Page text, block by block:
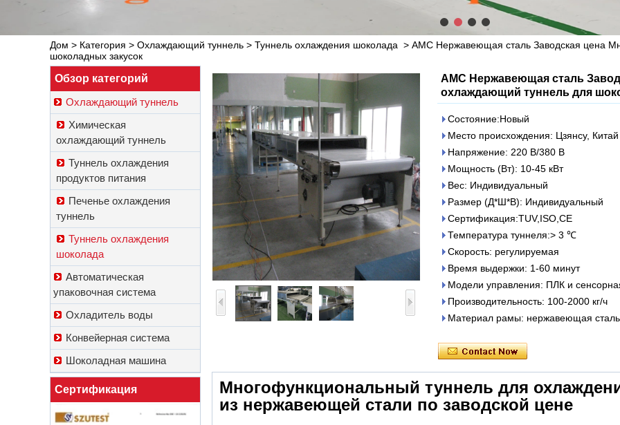
Дом > Категория > Охлаждающий туннель > Туннель охлаждения шоколада > AMC Нержавеющая сталь Заводская цена
шоколадных закусок
Обзор категорий
Охлаждающий туннель
Химическая
охлаждающий туннель
Туннель охлаждения
продуктов питания
Печенье охлаждения
туннель
Туннель охлаждения
шоколада
Автоматическая
упаковочная система
Охладитель воды
Конвейерная система
Шоколадная машина
Сертификация
AMC Нержавеющая сталь
охлаждающий туннель для
Состояние:Новый
Место происхождения: Цзянсу,
Напряжение: 220 В/380 В
Мощность (Вт): 10-45 кВт
Вес: Индивидуальный
Размер (Д*Ш*В): Индивидуальный
Сертификация:TUV,ISO,CE
Температура туннеля:> 3 ℃
Скорость: регулируемая
Время выдержки: 1-60 минут
Модели управления: ПЛК и
Производительность: 100-2000 кг/ч
Материал рамы: нержавеющая
Многофункциональный туннель для
из нержавеющей стали по заводской цене